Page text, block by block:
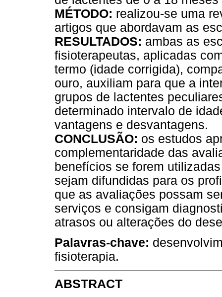
MÉTODO: realizou-se uma
artigos que abordavam as
RESULTADOS: ambas as
fisioterapeutas, aplicadas
termo (idade corrigida),
ouro, auxiliam para que a
grupos de lactentes
determinado intervalo de
vantagens e desvantagens.
CONCLUSÃO: os estudos
complementaridade das
benefícios se forem
sejam difundidas para os
que as avaliações possam
serviços e consigam
atrasos ou alterações do
Palavras-chave:
fisioterapia.
ABSTRACT